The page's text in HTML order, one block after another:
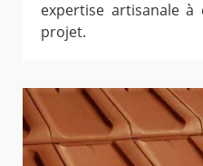
expertise artisanale
projet.